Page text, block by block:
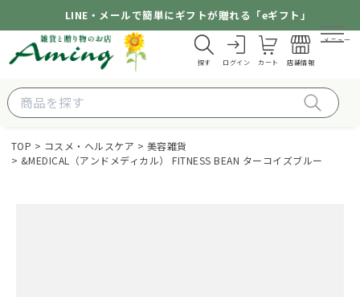
LINE・メールで簡単にギフトが贈れる「eギフト」
探す ログイン カート 店舗情報
メニュー
TOP コスメ・ヘルスケア
美容雑貨
&MEDICAL（アンドメディカル） FITNESS BEAN ターコイズブルー